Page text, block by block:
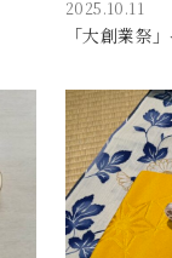
2025.10.11
「大創業祭